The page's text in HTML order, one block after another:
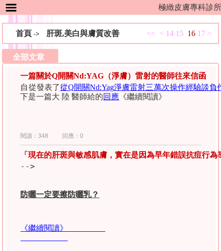
極緻皮膚專科診
首頁 -> 肝斑,美白與膚質改善 << < 14 15 16 17 >
全部文章
一篇關於Q開關Nd:YAG（淨膚）雷射的醫師往來信函
自從發表了從Q開關Nd:Yag淨膚雷射三萬次操作經驗談負
下是一篇大 陸 醫師給的回應 《繼續閱讀》
閱讀：348 回應：0
「現在的肝斑與敏感肌膚，實在是因為早年錯誤抗痘行
防曬一定要擦防曬乳？
《繼續閱讀》